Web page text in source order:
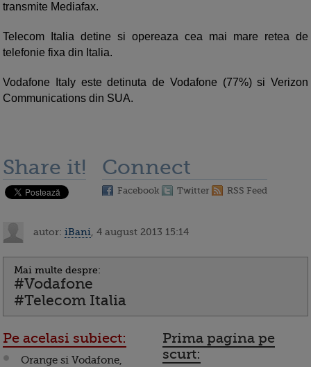
transmite Mediafax.
Telecom Italia detine si opereaza cea mai mare retea de
telefonie fixa din Italia.
Vodafone Italy este detinuta de Vodafone (77%) si Verizon
Communications din SUA.
Share it! Connect
Facebook Twitter RSS Feed
autor: iBani , 4 august 2013 15:14
Mai multe despre:
#Vodafone
#Telecom Italia
Pe acelasi subiect:
Orange si Vodafone,
Prima pagina pe
scurt: